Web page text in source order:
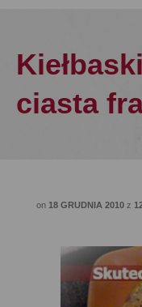
ciasta
on 18 GRUDNIA 2010 z